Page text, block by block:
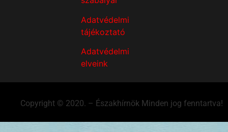
Adatvédelmi
tájékoztató
Adatvédelmi
elveink
Copyright © 2020. – Északhírnök Minden jog fenntartva!